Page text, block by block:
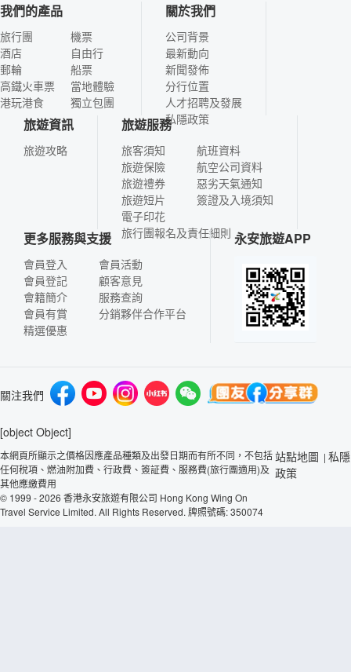
我們的產品
旅行團
酒店
郵輪
高鐵火車票
港玩港食
機票
自由行
船票
當地體驗
獨立包團
關於我們
公司背景
最新動向
新聞發佈
分行位置
人才招聘及發展
私隱政策
旅遊資訊
旅遊攻略
旅遊服務
旅客須知
旅遊保險
旅遊禮券
旅遊短片
電子印花
航班資料
航空公司資料
惡劣天氣通知
簽證及入境須知
旅行團報名及責任細則
更多服務與支援
會員登入
會員登記
會籍簡介
會員有賞
精選優惠
會員活動
顧客意見
服務查詢
分銷夥伴合作平台
永安旅遊APP
關注我們
[object Object]
本網頁所顯示之價格因應產品種類及出發日期而有所不同，不包括
任何稅項、燃油附加費、行政費、簽証費、服務費(旅行團適用)及
其他應繳費用
© 1999 - 2026 香港永安旅遊有限公司 Hong Kong Wing On
Travel Service Limited. All Rights Reserved. 牌照號碼: 350074
站點地圖 | 私隱
政策